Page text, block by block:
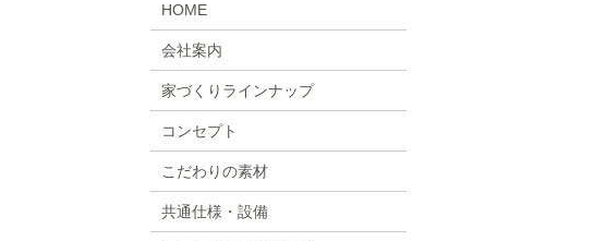
HOME
会社案内
家づくりラインナップ
コンセプト
こだわりの素材
共通仕様・設備